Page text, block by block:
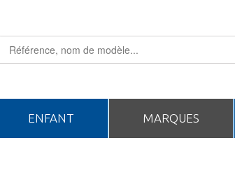
ENFANT MARQUES